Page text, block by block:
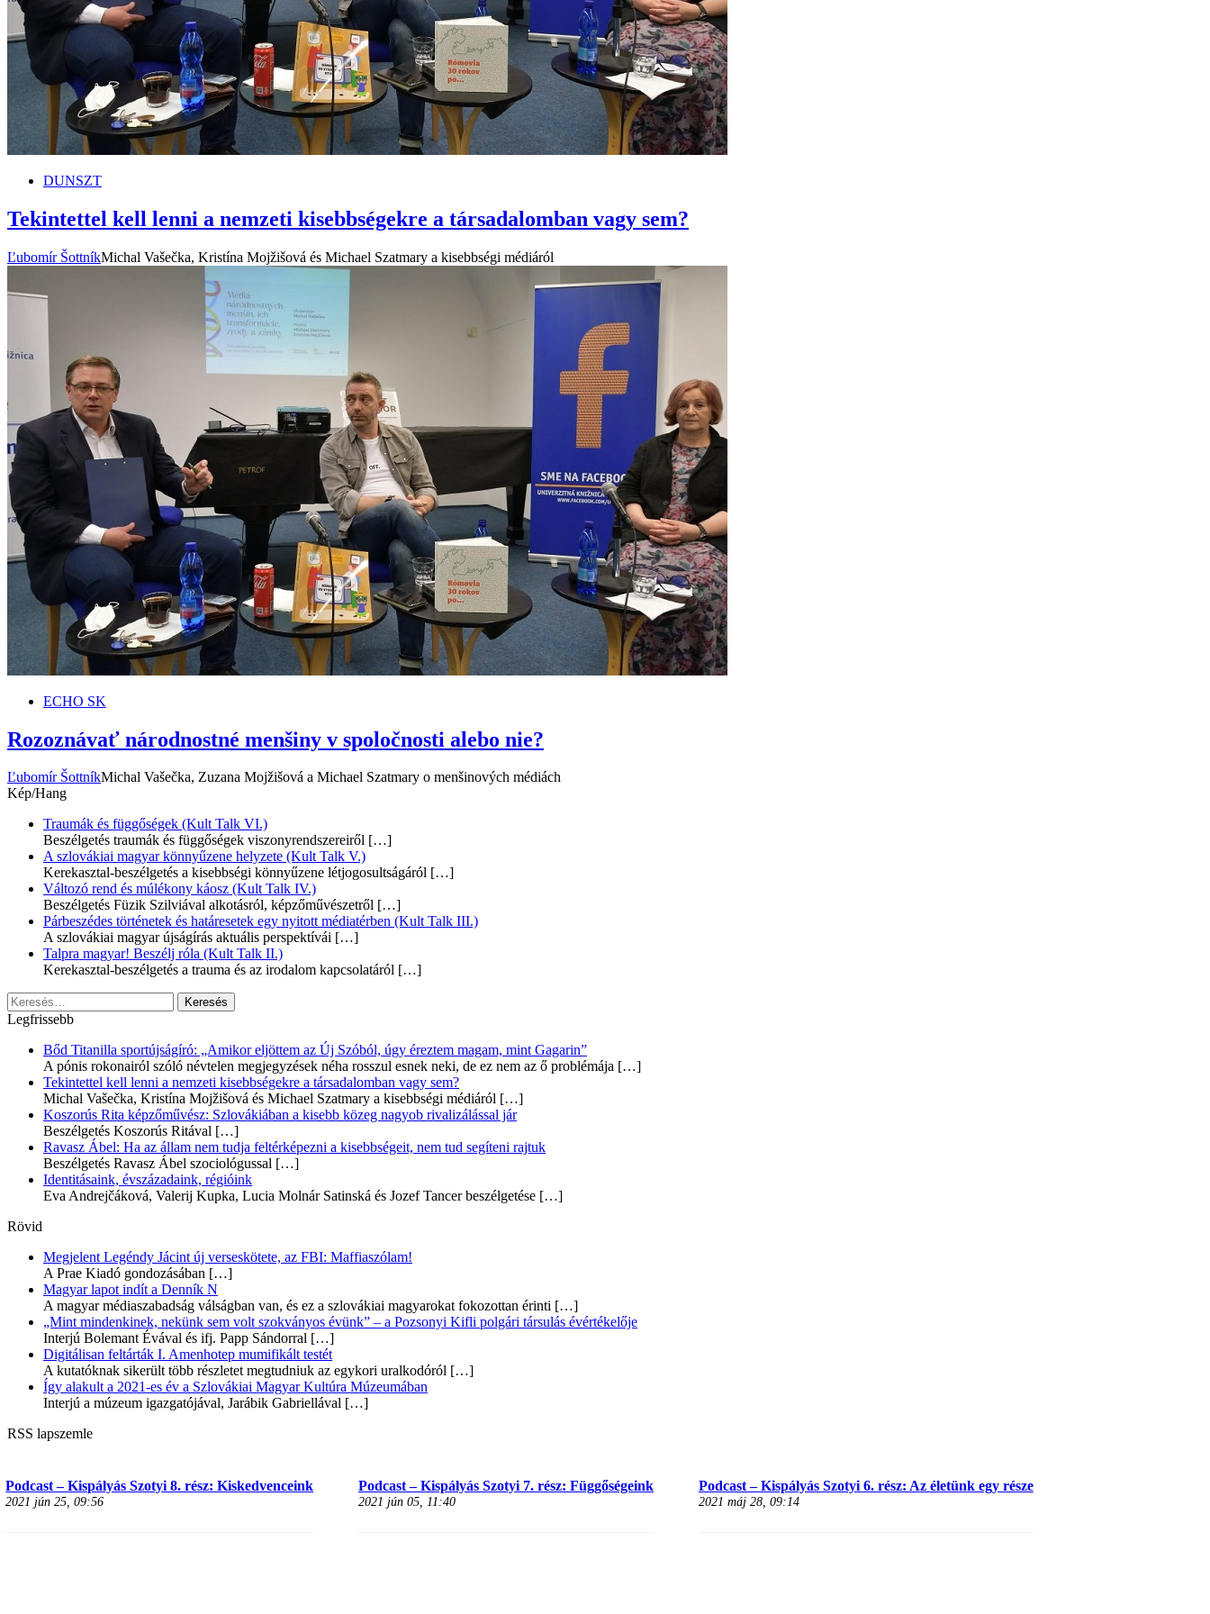
DUNSZT
Tekintettel kell lenni a nemzeti kisebbségekre a társadalomban vagy sem?
Ľubomír ŠottníkMichal Vašečka, Kristína Mojžišová és Michael Szatmary a kisebbségi médiáról
ECHO SK
Rozoznávať národnostné menšiny v spoločnosti alebo nie?
Ľubomír ŠottníkMichal Vašečka, Zuzana Mojžišová a Michael Szatmary o menšinových médiách
Kép/Hang
Traumák és függőségek (Kult Talk VI.)
Beszélgetés traumák és függőségek viszonyrendszereiről […]
A szlovákiai magyar könnyűzene helyzete (Kult Talk V.)
Kerekasztal-beszélgetés a kisebbségi könnyűzene létjogosultságáról […]
Változó rend és múlékony káosz (Kult Talk IV.)
Beszélgetés Füzik Szilviával alkotásról, képzőművészetről […]
Párbeszédes történetek és határesetek egy nyitott médiatérben (Kult Talk III.)
A szlovákiai magyar újságírás aktuális perspektívái […]
Talpra magyar! Beszélj róla (Kult Talk II.)
Kerekasztal-beszélgetés a trauma és az irodalom kapcsolatáról […]
Keresés:
Legfrissebb
Bőd Titanilla sportújságíró: „Amikor eljöttem az Új Szóból, úgy éreztem magam, mint Gagarin”
A pónis rokonairól szóló névtelen megjegyzések néha rosszul esnek neki, de ez nem az ő problémája […]
Tekintettel kell lenni a nemzeti kisebbségekre a társadalomban vagy sem?
Michal Vašečka, Kristína Mojžišová és Michael Szatmary a kisebbségi médiáról […]
Koszorús Rita képzőművész: Szlovákiában a kisebb közeg nagyob rivalizálással jár
Beszélgetés Koszorús Ritával […]
Ravasz Ábel: Ha az állam nem tudja feltérképezni a kisebbségeit, nem tud segíteni rajtuk
Beszélgetés Ravasz Ábel szociológussal […]
Identitásaink, évszázadaink, régióink
Eva Andrejčáková, Valerij Kupka, Lucia Molnár Satinská és Jozef Tancer beszélgetése […]
Rövid
Megjelent Legéndy Jácint új verseskötete, az FBI: Maffiaszólam!
A Prae Kiadó gondozásában […]
Magyar lapot indít a Denník N
A magyar médiaszabadság válságban van, és ez a szlovákiai magyarokat fokozottan érinti […]
„Mint mindenkinek, nekünk sem volt szokványos évünk” – a Pozsonyi Kifli polgári társulás évértékelője
Interjú Bolemant Évával és ifj. Papp Sándorral […]
Digitálisan feltárták I. Amenhotep mumifikált testét
A kutatóknak sikerült több részletet megtudniuk az egykori uralkodóról […]
Így alakult a 2021-es év a Szlovákiai Magyar Kultúra Múzeumában
Interjú a múzeum igazgatójával, Jarábik Gabriellával […]
RSS lapszemle
Podcast – Kispályás Szotyi 8. rész: Kiskedvenceink
2021 jún 25, 09:56
Podcast – Kispályás Szotyi 7. rész: Függőségeink
2021 jún 05, 11:40
Podcast – Kispályás Szotyi 6. rész: Az életünk egy része
2021 máj 28, 09:14